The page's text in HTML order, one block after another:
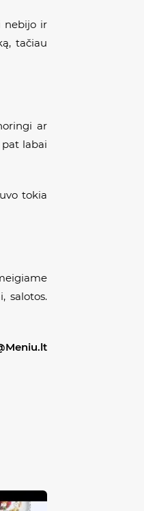
nebijo ir
tačiau
ar
pat labai
tokia
salotos.